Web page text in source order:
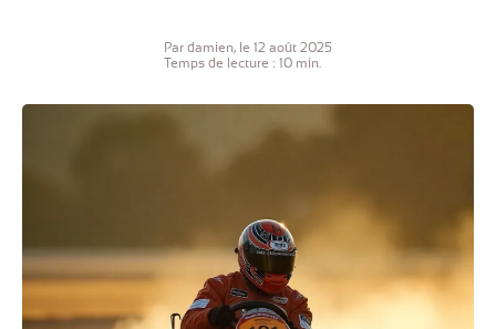
Par damien, le 12 août 2025
Temps de lecture : 10 min.